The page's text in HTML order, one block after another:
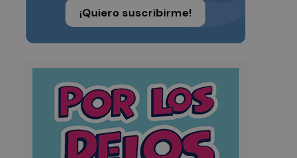
¡Quiero suscribirme!